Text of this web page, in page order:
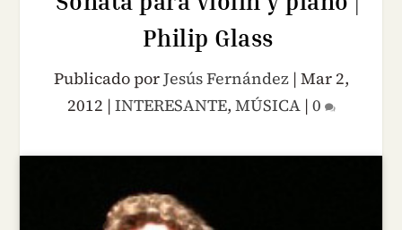
Philip Glass
Publicado porJesús Fernández| Mar 2,
2012 | INTERESANTE, MÚSICA| 0